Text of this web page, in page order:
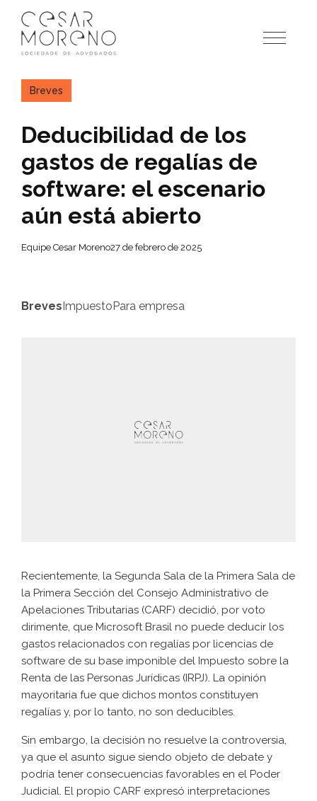
para
conteúdo
Breves
Deducibilidad de los
gastos de regalías de
software: el escenario
aún está abierto
Equipe Cesar Moreno27 de febrero de 2025
BrevesImpuestoPara empresa
Recientemente, la Segunda Sala de la Primera Sala de
la Primera Sección del Consejo Administrativo de
Apelaciones Tributarias (CARF) decidió, por voto
dirimente, que Microsoft Brasil no puede deducir los
gastos relacionados con regalías por licencias de
software de su base imponible del Impuesto sobre la
Renta de las Personas Jurídicas (IRPJ). La opinión
mayoritaria fue que dichos montos constituyen
regalías y, por lo tanto, no son deducibles.
Sin embargo, la decisión no resuelve la controversia,
ya que el asunto sigue siendo objeto de debate y
podría tener consecuencias favorables en el Poder
Judicial. El propio CARF expresó interpretaciones